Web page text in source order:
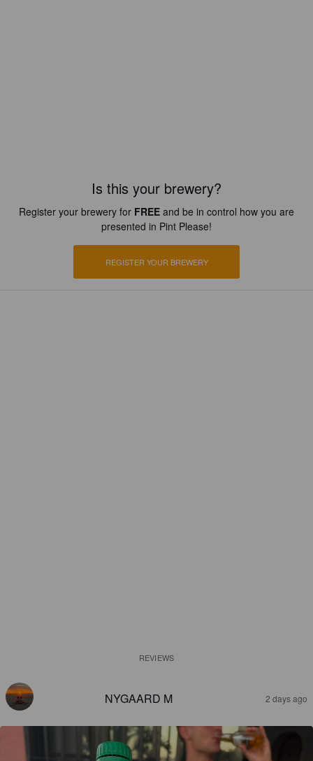
Is this your brewery?
Register your brewery for FREE and be in control how you are
presented in Pint Please!
REGISTER YOUR BREWERY
REVIEWS
NYGAARD M 2 days ago